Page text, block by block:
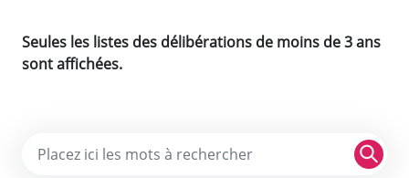
Seules les listes des délibérations de moins de 3 ans
sont affichées.